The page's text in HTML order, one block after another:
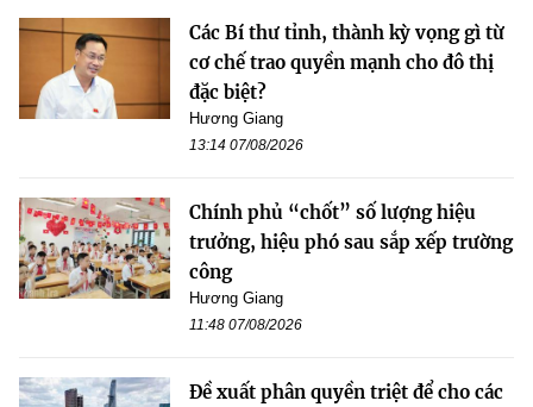
Các Bí thư tỉnh, thành kỳ vọng gì từ
cơ chế trao quyền mạnh cho đô thị
đặc biệt?
Hương Giang
13:14 07/08/2026
Chính phủ “chốt” số lượng hiệu
trưởng, hiệu phó sau sắp xếp trường
công
Hương Giang
11:48 07/08/2026
Đề xuất phân quyền triệt để cho các